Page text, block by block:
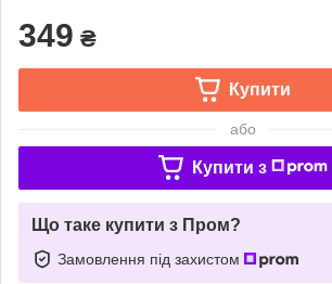
349 ₴
Купити
або
Купити з
Що таке купити з Пром?
Замовлення під захистом